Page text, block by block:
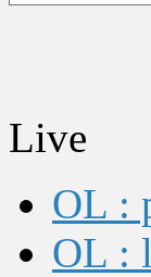
Live
OL :
OL :